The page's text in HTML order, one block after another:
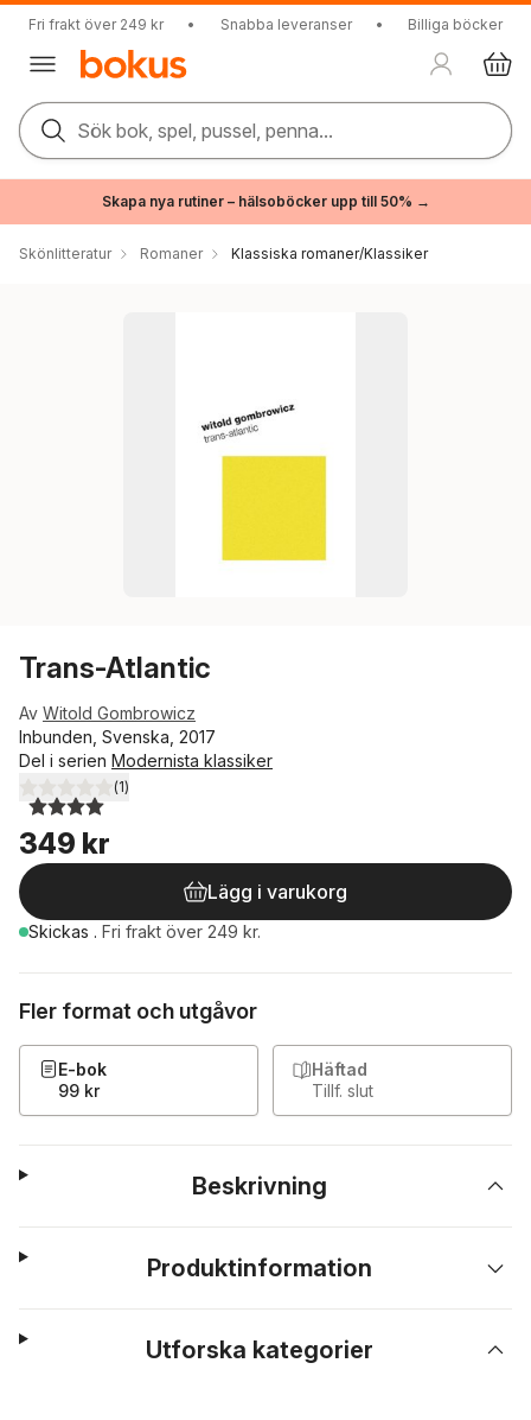
Fri frakt över 249 kr • Snabba leveranser • Billiga böcker
Sök bok, spel, pussel, penna...
Skapa nya rutiner – hälsoböcker upp till 50% →
Skönlitteratur Romaner Klassiska romaner/Klassiker
Trans-Atlantic
Av Witold Gombrowicz
Inbunden, Svenska, 2017
Del i serien Modernista klassiker
4,0utav 5 stjärnor. Totalt antal röster:
(1)
349 kr
Lägg i varukorg
Skickas . Fri frakt över 249 kr.
Fler format och utgåvor
E-bok
99 kr
Häftad
Tillf. slut
Beskrivning
Produktinformation
Utforska kategorier